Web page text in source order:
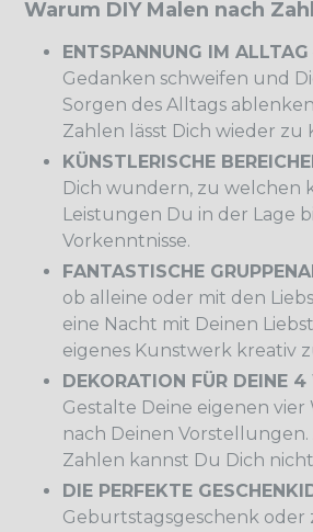
Warum DIY Malen nach
ENTSPANNUNG IM ALLTAG
Gedanken schweifen und
Sorgen des Alltags
Zahlen lässt Dich wieder zu
KÜNSTLERISCHE
Dich wundern, zu welchen
Leistungen Du in der Lage
Vorkenntnisse.
FANTASTISCHE
ob alleine oder mit den
eine Nacht mit Deinen
eigenes Kunstwerk kreativ
DEKORATION FÜR DEINE
Gestalte Deine eigenen vier
nach Deinen Vorstellungen.
Zahlen kannst Du Dich
DIE PERFEKTE
Geburtstagsgeschenk